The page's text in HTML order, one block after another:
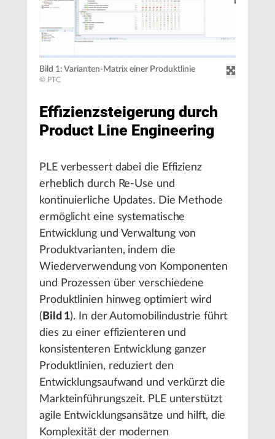
Bild 1: Varianten-Matrix einer Produktlinie
© PTC
Effizienzsteigerung durch
Product Line Engineering
PLE verbessert dabei die Effizienz
erheblich durch Re-Use und
kontinuierliche Updates. Die Methode
ermöglicht eine systematische
Entwicklung und Verwaltung von
Produktvarianten, indem die
Wiederverwendung von Komponenten
und Prozessen über verschiedene
Produktlinien hinweg optimiert wird
( Bild 1). In der Automobilindustrie führt
dies zu einer effizienteren und
konsistenteren Entwicklung ganzer
Produktlinien, reduziert den
Entwicklungsaufwand und verkürzt die
Markteinführungszeit. PLE unterstützt
agile Entwicklungsansätze und hilft, die
Komplexität der modernen